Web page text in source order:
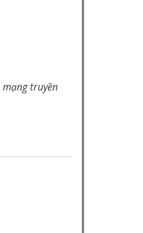
truyền